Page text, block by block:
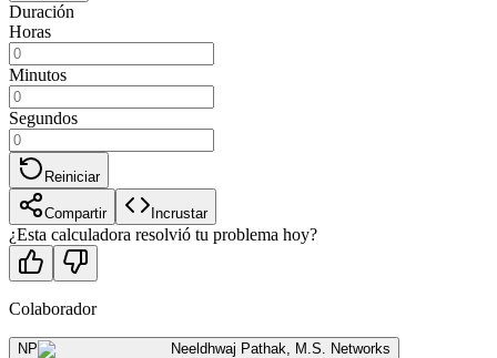
Duración
Horas
Minutos
Segundos
Reiniciar
Compartir Incrustar
¿Esta calculadora resolvió tu problema hoy?
Colaborador
NP Neeldhwaj Pathak M.S. Networks